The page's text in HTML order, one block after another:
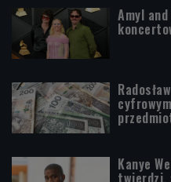
Amyl
Kanye
twierdzi,